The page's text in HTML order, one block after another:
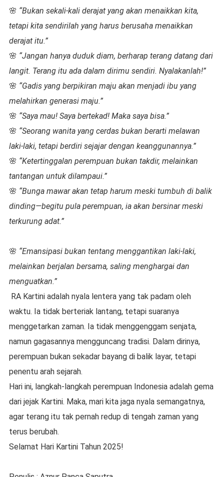
🌸 “Bukan sekali-kali derajat yang akan menaikkan kita,
tetapi kita sendirilah yang harus berusaha menaikkan
derajat itu.”
🌸 “Jangan hanya duduk diam, berharap terang datang dari
langit. Terang itu ada dalam dirimu sendiri. Nyalakanlah!”
🌸 “Gadis yang berpikiran maju akan menjadi ibu yang
melahirkan generasi maju.”
🌸 “Saya mau! Saya bertekad! Maka saya bisa.”
🌸 “Seorang wanita yang cerdas bukan berarti melawan
laki-laki, tetapi berdiri sejajar dengan keanggunannya.”
🌸 “Ketertinggalan perempuan bukan takdir, melainkan
tantangan untuk dilampaui.”
🌸 “Bunga mawar akan tetap harum meski tumbuh di balik
dinding—begitu pula perempuan, ia akan bersinar meski
terkurung adat.”
🌸 “Emansipasi bukan tentang menggantikan laki-laki,
melainkan berjalan bersama, saling menghargai dan
menguatkan.”
RA Kartini adalah nyala lentera yang tak padam oleh
waktu. Ia tidak berteriak lantang, tetapi suaranya
menggetarkan zaman. Ia tidak menggenggam senjata,
namun gagasannya mengguncang tradisi. Dalam dirinya,
perempuan bukan sekadar bayang di balik layar, tetapi
penentu arah sejarah.
Hari ini, langkah-langkah perempuan Indonesia adalah gema
dari jejak Kartini. Maka, mari kita jaga nyala semangatnya,
agar terang itu tak pernah redup di tengah zaman yang
terus berubah.
Selamat Hari Kartini Tahun 2025!